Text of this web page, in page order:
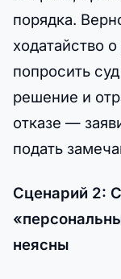
порядка.
ходатайство
попросить
решение и
отказе —
подать
Сценарий 2:
неясны